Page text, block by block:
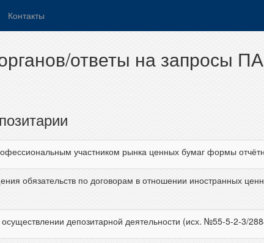
Контакты
ответы на запросы
участником рынка ценных бумаг формы
обязательств по договорам в отношении иностранных
депозитарной деятельности (исх. №55-5-2-3/